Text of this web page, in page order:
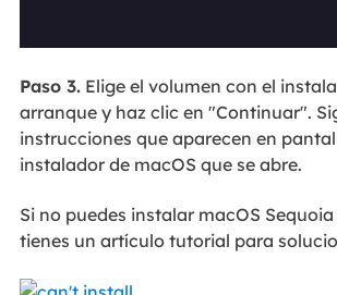
Paso 3.Elige el volumen con el
arranque y haz clic en "Continuar".
instrucciones que aparecen en
instalador de macOS que se abre.
Si no puedes instalar macOS
tienes un artículo tutorial para